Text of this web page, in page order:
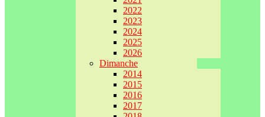
2022
2023
2024
2025
2026
Dimanche
2014
2015
2016
2017